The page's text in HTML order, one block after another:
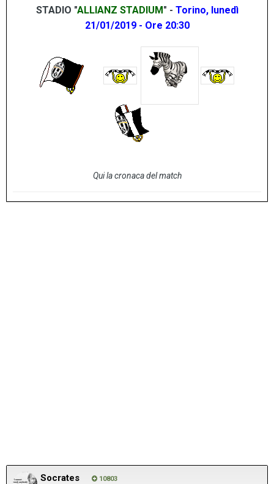
STADIO "ALLIANZ STADIUM" - Torino, lunedì
21/01/2019 - Ore 20:30
Qui la cronaca del match
Socrates 10803